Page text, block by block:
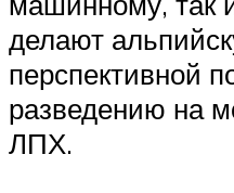
делают
перспективной
разведению на
ЛПХ.